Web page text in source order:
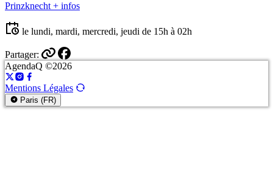
Prinzknecht + infos
le lundi, mardi, mercredi, jeudi de 15h à 02h
Partager:
AgendaQ ©2026
Mentions Légales
Paris (FR)